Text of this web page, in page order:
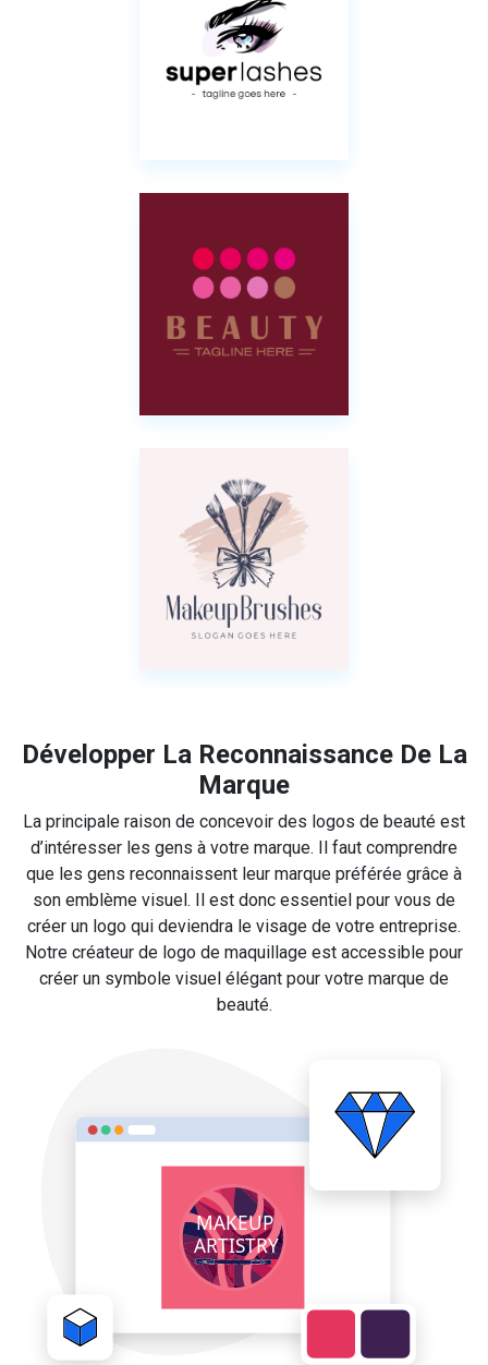
Développer La Reconnaissance De La
Marque
La principale raison de concevoir des logos de beauté est
d’intéresser les gens à votre marque. Il faut comprendre
que les gens reconnaissent leur marque préférée grâce à
son emblème visuel. Il est donc essentiel pour vous de
créer un logo qui deviendra le visage de votre entreprise.
Notre créateur de logo de maquillage est accessible pour
créer un symbole visuel élégant pour votre marque de
beauté.